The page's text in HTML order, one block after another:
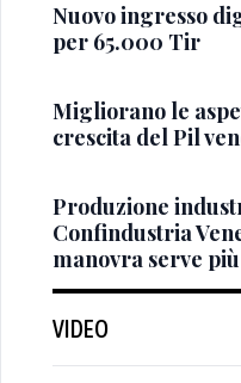
Nuovo ingresso
per 65.000 Tir
Migliorano le
crescita del Pil
Produzione
Confindustria
manovra serve
VIDEO